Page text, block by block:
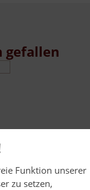
Funktion unserer
zu setzen,
gefallen